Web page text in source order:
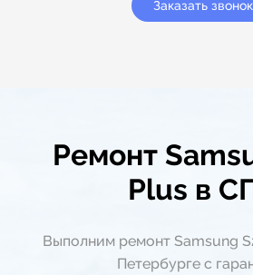
Заказать звонок
Ремонт
Plus в
Выполним ремонт Samsung
Петербурге с